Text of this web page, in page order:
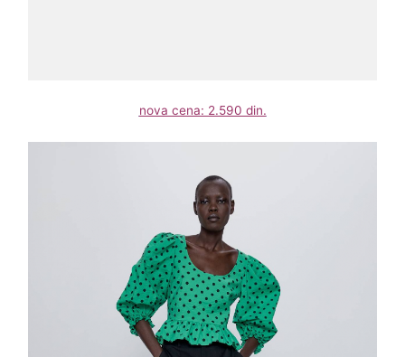
nova cena: 2.590 din.